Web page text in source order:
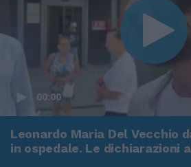
00:00
Leonardo Maria Del Vecchio
in ospedale. Le dichiarazioni